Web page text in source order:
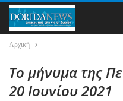
Αρχική
Το μήνυμα της
20 Ιουνίου 2021